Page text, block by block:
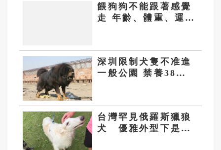
餵狗狗不能跟著感覺
走 年齡、體重、運動
深圳限制犬隻不准進
一般公園 禁養38種
台灣罕見俄羅斯獵狼
犬 優雅外型下是